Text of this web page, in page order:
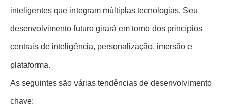
inteligentes que integram múltiplas tecnologias. Seu
desenvolvimento futuro girará em torno dos princípios
centrais de inteligência, personalização, imersão e
plataforma.
As seguintes são várias tendências de desenvolvimento
chave: